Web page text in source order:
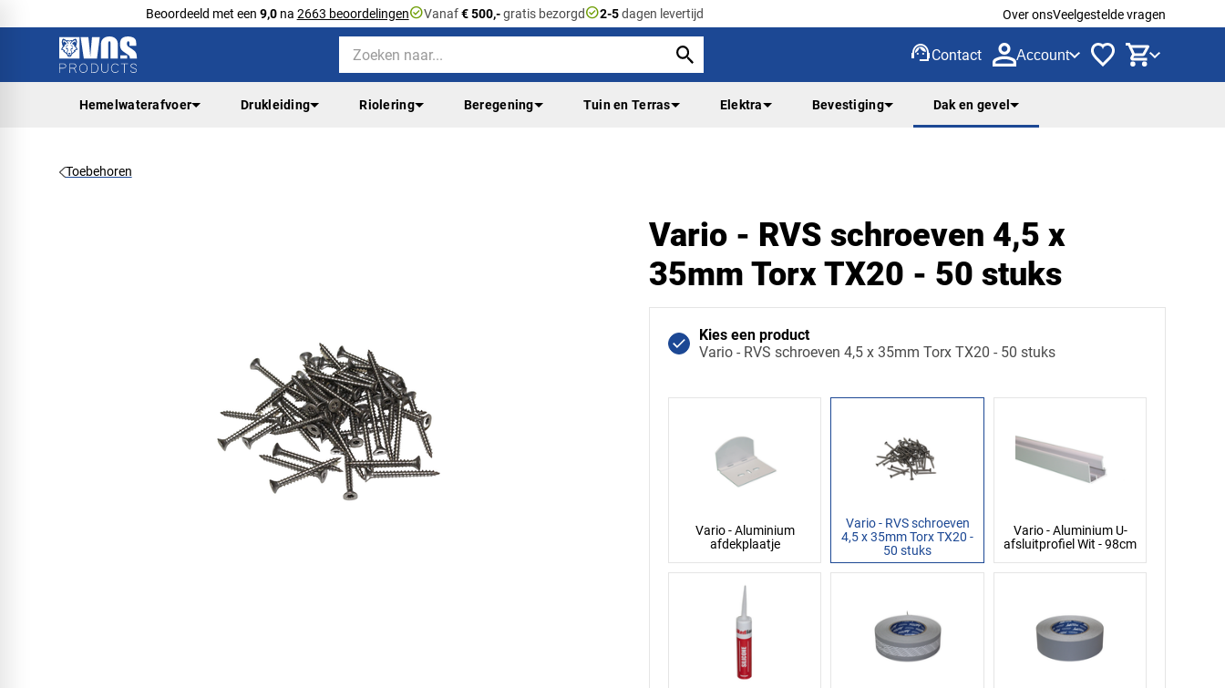
Beoordeeld met een 9,0na 2663 beoordelingencheck_circleVanaf€ 500,-gratis bezorgdcheck_circle2-5dagen levertijd Over onsVeelgestelde vragen
support_agentContact Account
Hemelwaterafvoer Drukleiding Riolering Beregening Tuin en Terras Elektra Bevestiging Dak en gevel
Toebehoren
Vario - RVS schroeven 4,5 x
35mm Torx TX20 - 50 stuks
Kies een product
Vario - RVS schroeven 4,5 x 35mm Torx TX20 - 50 stuks
Vario - Aluminium
afdekplaatje
Vario - RVS schroeven
4,5 x 35mm Torx TX20 -
50 stuks
Vario - Aluminium U-
afsluitprofiel Wit - 98cm